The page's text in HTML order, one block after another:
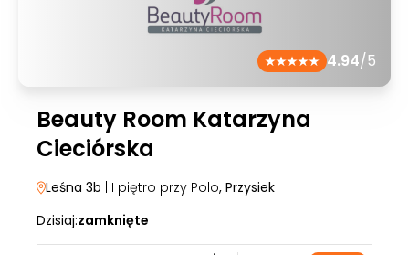
4.94/5
Beauty Room Katarzyna
Cieciórska
Leśna 3b | I piętro przy Polo, Przysiek
Dzisiaj:zamknięte